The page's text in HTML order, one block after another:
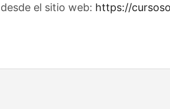
el sitio web: https://